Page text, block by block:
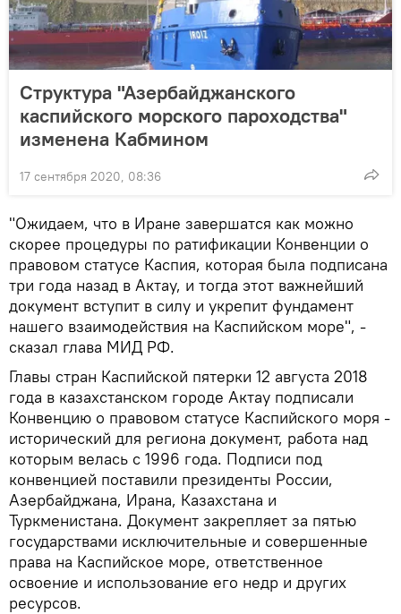
Структура "Азербайджанского
каспийского морского пароходства"
изменена Кабмином
17 сентября 2020, 08:36
"Ожидаем, что в Иране завершатся как можно
скорее процедуры по ратификации Конвенции о
правовом статусе Каспия, которая была подписана
три года назад в Актау, и тогда этот важнейший
документ вступит в силу и укрепит фундамент
нашего взаимодействия на Каспийском море", -
сказал глава МИД РФ.
Главы стран Каспийской пятерки 12 августа 2018
года в казахстанском городе Актау подписали
Конвенцию о правовом статусе Каспийского моря -
исторический для региона документ, работа над
которым велась с 1996 года. Подписи под
конвенцией поставили президенты России,
Азербайджана, Ирана, Казахстана и
Туркменистана. Документ закрепляет за пятью
государствами исключительные и совершенные
права на Каспийское море, ответственное
освоение и использование его недр и других
ресурсов.